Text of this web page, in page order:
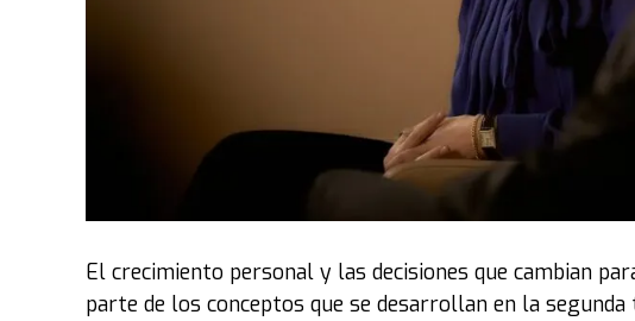
El crecimiento personal y las decisiones que cambian
parte de los conceptos que se desarrollan en la